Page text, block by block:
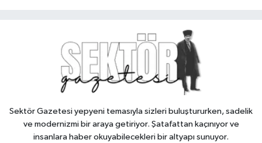
Sektör Gazetesi yepyeni temasıyla sizleri buluştururken, sadelik
ve modernizmi bir araya getiriyor. Şatafattan kaçınıyor ve
insanlara haber okuyabilecekleri bir altyapı sunuyor.